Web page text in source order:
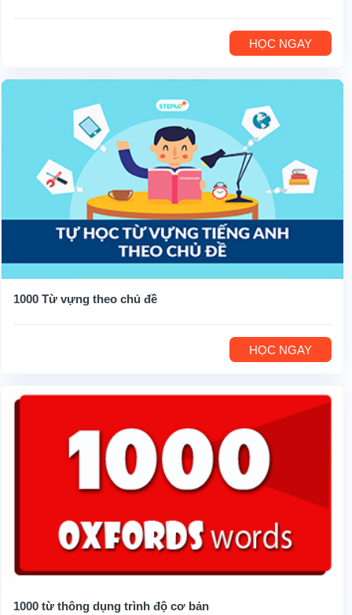
HỌC NGAY
1000 Từ vựng theo chủ đề
HỌC NGAY
1000 từ thông dụng trình độ cơ bản